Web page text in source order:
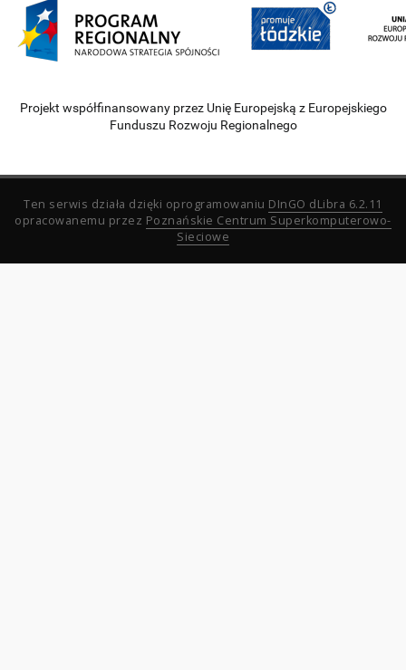
Projekt współfinansowany przez Unię Europejską z Europejskiego
Funduszu Rozwoju Regionalnego
Ten serwis działa dzięki oprogramowaniu DInGO dLibra 6.2.11
opracowanemu przez Poznańskie Centrum Superkomputerowo-
Sieciowe